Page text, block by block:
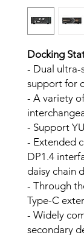
Docking
- Dual ultra-
support for
- A variety
- Support
- Extended
DP1.4
daisy chain
- Through
Type-C
- Widely
secondary